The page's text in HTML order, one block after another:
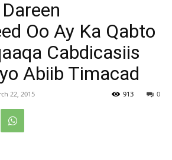
Oo Ay Ka Qabto
Cabdicasiis
Abiib Timacad
22, 2015 0
913